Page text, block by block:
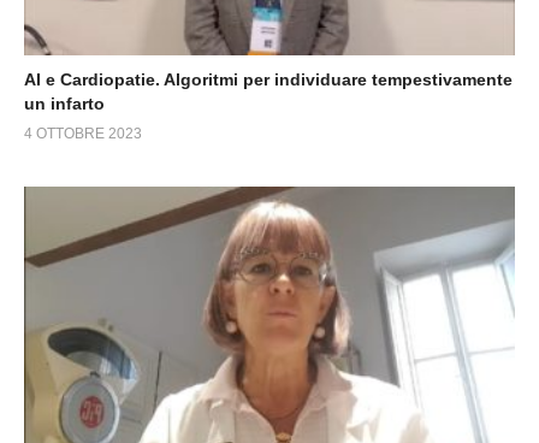
AI e Cardiopatie. Algoritmi per individuare tempestivamente
un infarto
4 OTTOBRE 2023